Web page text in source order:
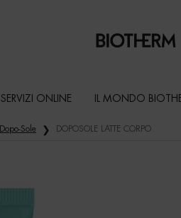
SERVIZI ONLINE IL MONDO
Dopo-Sole DOPOSOLE LATTE CORPO